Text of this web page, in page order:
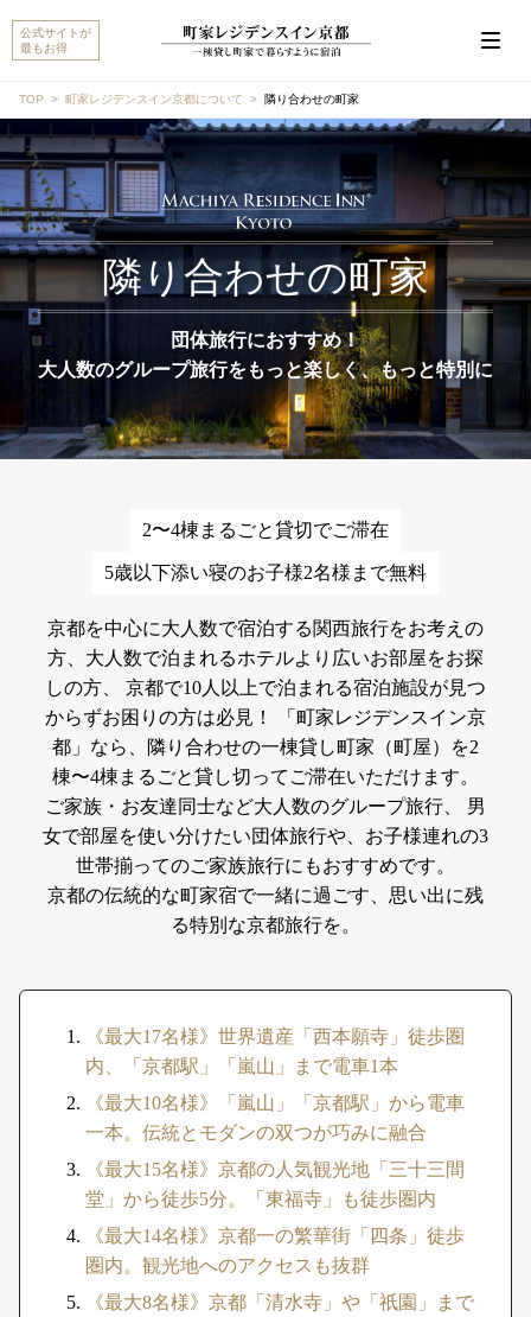
公式サイトが
最もお得
TOP 町家レジデンスイン京都について 隣り合わせの町家
隣り合わせの町家
団体旅行におすすめ！
大人数のグループ旅行をもっと楽しく、もっと特別に
2〜4棟まるごと貸切でご滞在
5歳以下添い寝のお子様2名様まで無料
京都を中心に大人数で宿泊する関西旅行をお考えの
方、大人数で泊まれるホテルより広いお部屋をお探
しの方、
京都で10人以上で泊まれる宿泊施設が見つ
からずお困りの方は必見！
「町家レジデンスイン京
都」なら、隣り合わせの一棟貸し町家（町屋）を2
棟〜4棟まるごと貸し切ってご滞在いただけます。
ご家族・お友達同士など大人数のグループ旅行、
男
女で部屋を使い分けたい団体旅行や、お子様連れの3
世帯揃ってのご家族旅行にもおすすめです。
京都の伝統的な町家宿で一緒に過ごす、思い出に残
る特別な京都旅行を。
《最大17名様》世界遺産「西本願寺」徒歩圏
内、「京都駅」「嵐山」まで電車1本
《最大10名様》「嵐山」「京都駅」から電車
一本。伝統とモダンの双つが巧みに融合
《最大15名様》京都の人気観光地「三十三間
堂」から徒歩5分。「東福寺」も徒歩圏内
《最大14名様》京都一の繁華街「四条」徒歩
圏内。観光地へのアクセスも抜群
《最大8名様》京都「清水寺」や「祇園」まで
こんにちは。MACHIYA INNS & HOTELSのマチヤAIで
す。宿をお探しですか？それとも宿や予約についてご
質問がありますか？
町家宿を探す 予約に関するご質問